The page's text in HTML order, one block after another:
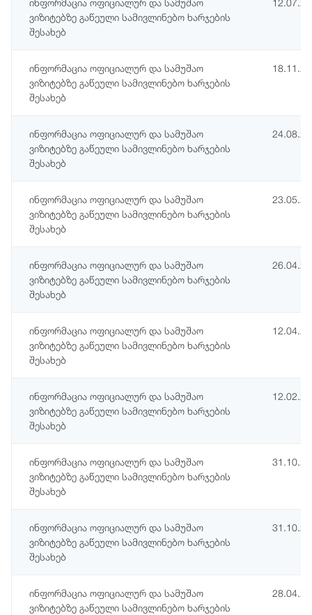
ინფორმაცია ოფიციალურ და სამუშაო
ვიზიტებზე გაწეული სამივლინებო ხარჯების
შესახებ
ინფორმაცია ოფიციალურ და სამუშაო
ვიზიტებზე გაწეული სამივლინებო ხარჯების
შესახებ
ინფორმაცია ოფიციალურ და სამუშაო
ვიზიტებზე გაწეული სამივლინებო ხარჯების
შესახებ
ინფორმაცია ოფიციალურ და სამუშაო
ვიზიტებზე გაწეული სამივლინებო ხარჯების
შესახებ
ინფორმაცია ოფიციალურ და სამუშაო
ვიზიტებზე გაწეული სამივლინებო ხარჯების
შესახებ
ინფორმაცია ოფიციალურ და სამუშაო
ვიზიტებზე გაწეული სამივლინებო ხარჯების
შესახებ
ინფორმაცია ოფიციალურ და სამუშაო
ვიზიტებზე გაწეული სამივლინებო ხარჯების
შესახებ
ინფორმაცია ოფიციალურ და სამუშაო
ვიზიტებზე გაწეული სამივლინებო ხარჯების
შესახებ
ინფორმაცია ოფიციალურ და სამუშაო
ვიზიტებზე გაწეული სამივლინებო ხარჯების
შესახებ
ინფორმაცია ოფიციალურ და სამუშაო
ვიზიტებზე გაწეული სამივლინებო ხარჯების